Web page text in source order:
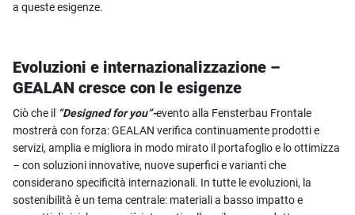
a queste esigenze.
Evoluzioni e internazionalizzazione –
GEALAN cresce con le esigenze
Ciò che il “Designed for you”-evento alla Fensterbau Frontale
mostrerà con forza: GEALAN verifica continuamente prodotti e
servizi, amplia e migliora in modo mirato il portafoglio e lo ottimizza
– con soluzioni innovative, nuove superfici e varianti che
considerano specificità internazionali. In tutte le evoluzioni, la
sostenibilità è un tema centrale: materiali a basso impatto e